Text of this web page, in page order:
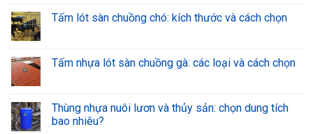
Tấm lót sàn chuồng chó: kích thước và cách chọn
Tấm nhựa lót sàn chuồng gà: các loại và cách chọn
Thùng nhựa nuôi lươn và thủy sản: chọn dung tích
bao nhiêu?